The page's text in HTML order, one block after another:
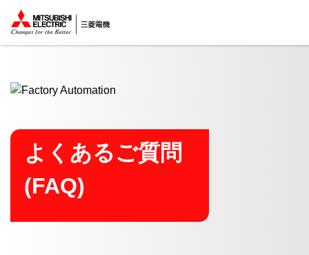
ここから本文
よくあるご質問
(FAQ)